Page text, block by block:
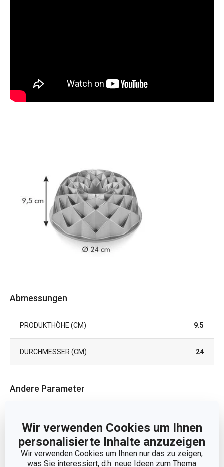
Wir verwenden Cookies um Ihnen
personalisierte Inhalte anzuzeigen
Wir verwenden Cookies um Ihnen nur das zu zeigen,
was Sie interessiert, d.h. neue Ideen zum Thema
Abmessungen
PRODUKTHÖHE (CM) 9.5
DURCHMESSER (CM) 24
Andere Parameter
GEEIGNET
KATEGORIE Backformen